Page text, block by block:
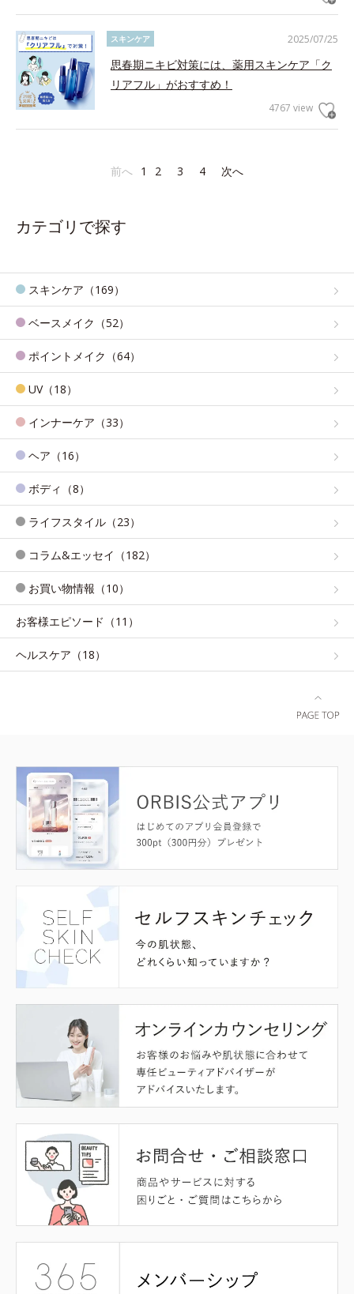
2025/07/25
スキンケア
思春期ニキビ対策には、薬用スキンケア「ク
リアフル」がおすすめ！
4767 view
前へ 1 2 3 4 次へ
カテゴリで探す
スキンケア（169）
ベースメイク（52）
ポイントメイク（64）
UV（18）
インナーケア（33）
ヘア（16）
ボディ（8）
ライフスタイル（23）
コラム&エッセイ（182）
お買い物情報（10）
お客様エピソード（11）
ヘルスケア（18）